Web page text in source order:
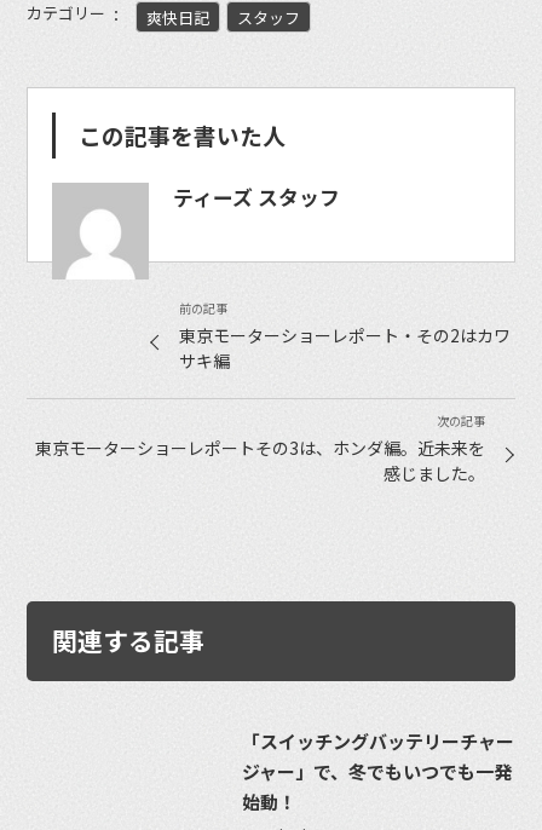
カテゴリー 爽快日記 スタッフ
この記事を書いた人
ティーズ スタッフ
東京モーターショーレポート・その2はカワ
サキ編
東京モーターショーレポートその3は、ホンダ編。近未来を
感じました。
関連する記事
「スイッチングバッテリーチャー
ジャー」で、冬でもいつでも一発
始動！